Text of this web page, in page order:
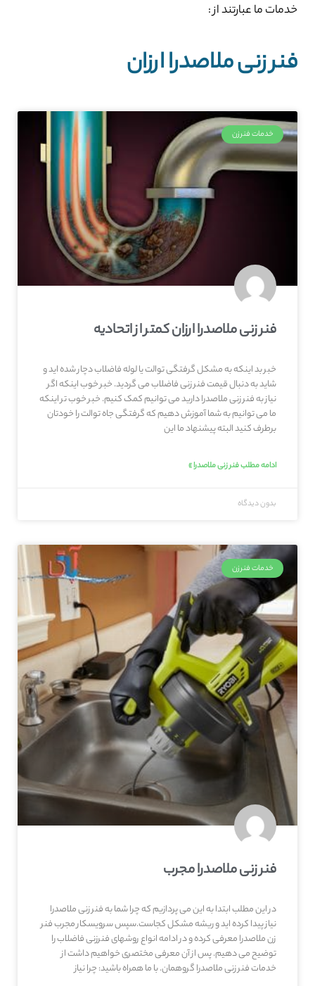
خدمات ما عبارتند از :
فنر زنی ملاصدرا ارزان
خدمات فنرزن
فنر زنی ملاصدرا ارزان کمتر از اتحادیه
خبر بد اینکه به مشکل گرفتگی توالت یا لوله فاضلاب دچار شده اید و
شاید به دنبال قیمت فنر زنی فاضلاب می گردید. خبر خوب اینکه اگر
نیاز به فنر زنی ملاصدرا دارید می توانیم کمک کنیم. خبر خوب تر اینکه
ما می توانیم به شما آموزش دهیم که گرفتگی جاه توالت را خودتان
برطرف کنید البته پیشنهاد ما این
ادامه مطلب فنر زنی ملاصدرا »
بدون دیدگاه
خدمات فنرزن
فنر زنی ملاصدرا مجرب
در این مطلب ابتدا به این می پردازیم که چرا شما به فنر زنی ملاصدرا
نیاز پیدا کرده اید و ریشه مشکل کجاست.سپس سرویسکار مجرب فنر
زن ملاصدرا معرفی کرده و در ادامه انواع روشهای فنرزنی فاضلاب را
توضیح می دهیم. پس از آن معرفی مختصری خواهیم داشت از
خدمات فنر زنی ملاصدرا گروهمان. با ما همراه باشید: چرا نیاز